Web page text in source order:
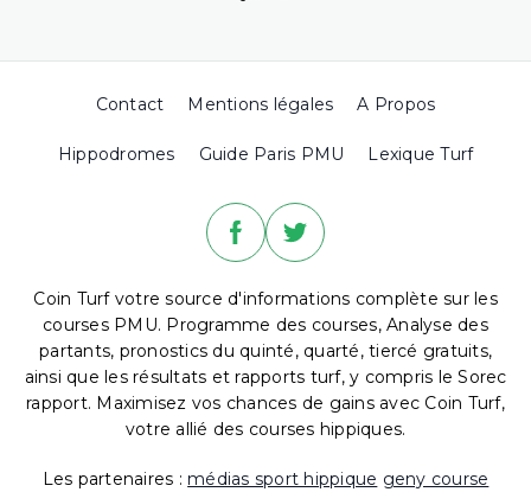
Contact Mentions légales A Propos
Hippodromes Guide Paris PMU Lexique Turf
Coin Turf votre source d'informations complète sur les
courses PMU. Programme des courses, Analyse des
partants, pronostics du quinté, quarté, tiercé gratuits,
ainsi que les résultats et rapports turf, y compris le Sorec
rapport. Maximisez vos chances de gains avec Coin Turf,
votre allié des courses hippiques.
Les partenaires : médias sport hippique geny course